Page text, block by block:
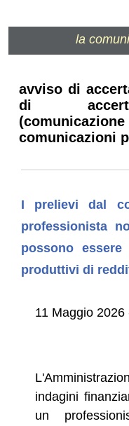
la
avviso di
di
comunicazioni
I prelievi dal
professionista
possono
produttivi di
11 Maggio 2026
indagini
un